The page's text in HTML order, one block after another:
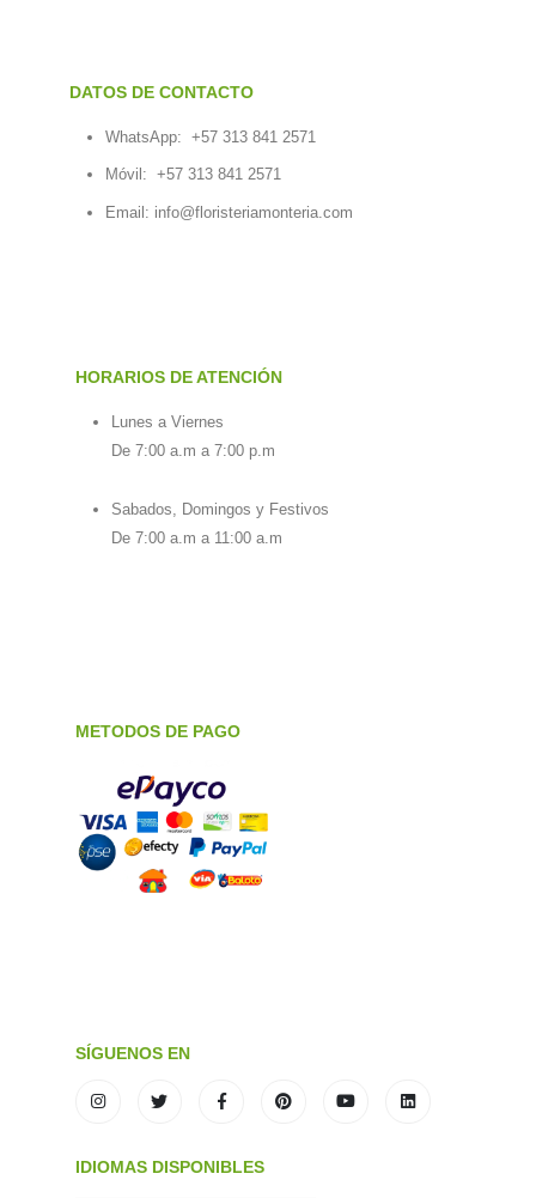
DATOS DE CONTACTO
WhatsApp: +57 313 841 2571
Móvil: +57 313 841 2571
Email: info@floristeriamonteria.com
HORARIOS DE ATENCIÓN
Lunes a Viernes
De 7:00 a.m a 7:00 p.m
Sabados, Domingos y Festivos
De 7:00 a.m a 11:00 a.m
METODOS DE PAGO
SÍGUENOS EN
IDIOMAS DISPONIBLES